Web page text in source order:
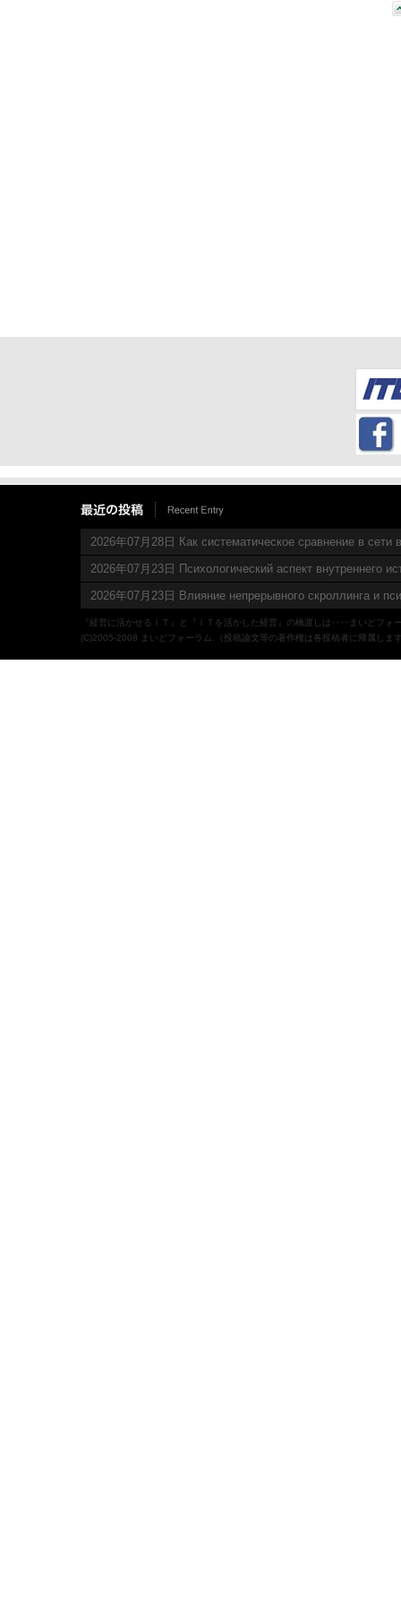
2026年07月28日 Как систематическое сравнение в сети
2026年07月23日 Психологический аспект внутреннего
2026年07月23日 Влияние непрерывного скроллинга и
『経営に活かせるＩＴ』と『ＩＴを活かした経営』の橋渡しは‥‥まいどフォ
(C)2005-2008 まいどフォーラム.（投稿論文等の著作権は各投稿者に帰属しま